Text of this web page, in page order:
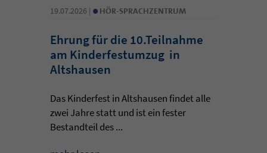
19.07.2026 | • HÖR-SPRACHZENTRUM
Ehrung für die 10.Teilnahme
am Kinderfestumzug in
Altshausen
Das Kinderfest in Altshausen findet alle
zwei Jahre statt und ist ein fester
Bestandteil des ...